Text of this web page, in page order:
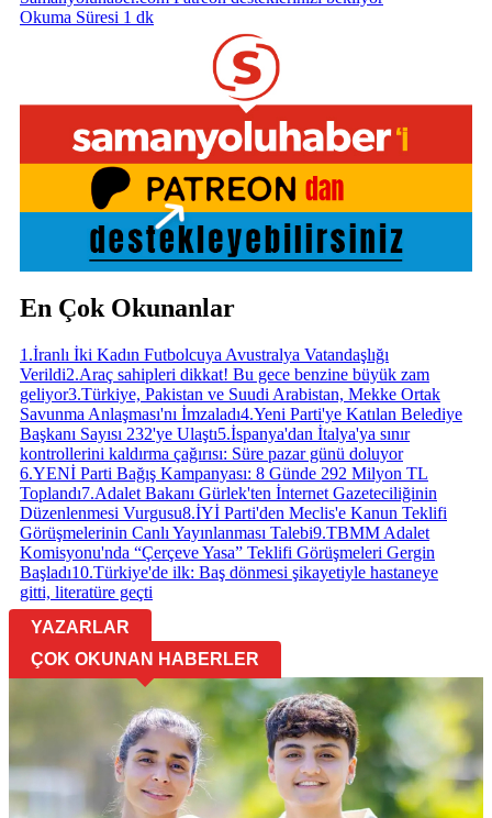
Okuma Süresi 1 dk
En Çok Okunanlar
1 .İranlı İki Kadın Futbolcuya Avustralya Vatandaşlığı
Verildi2.Araç sahipleri dikkat! Bu gece benzine büyük zam
geliyor3.Türkiye, Pakistan ve Suudi Arabistan, Mekke Ortak
Savunma Anlaşması'nı İmzaladı4.Yeni Parti'ye Katılan Belediye
Başkanı Sayısı 232'ye Ulaştı5.İspanya'dan İtalya'ya sınır
kontrollerini kaldırma çağırısı: Süre pazar günü doluyor
6.YENİ Parti Bağış Kampanyası: 8 Günde 292 Milyon TL
Toplandı7.Adalet Bakanı Gürlek'ten İnternet Gazeteciliğinin
Düzenlenmesi Vurgusu8.İYİ Parti'den Meclis'e Kanun Teklifi
Görüşmelerinin Canlı Yayınlanması Talebi9.TBMM Adalet
Komisyonu'nda “Çerçeve Yasa” Teklifi Görüşmeleri Gergin
Başladı10.Türkiye'de ilk: Baş dönmesi şikayetiyle hastaneye
gitti, literatüre geçti
YAZARLAR
ÇOK OKUNAN HABERLER